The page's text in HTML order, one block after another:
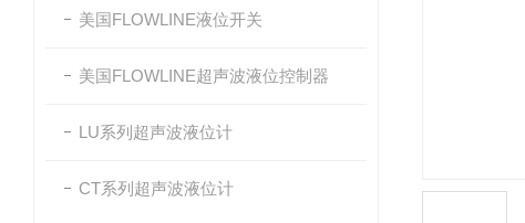
美国FLOWLINE液位开关
美国FLOWLINE超声波液位控制器
LU系列超声波液位计
CT系列超声波液位计